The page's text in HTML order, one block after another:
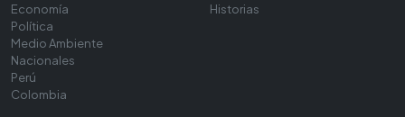
Economía
Política
Medio Ambiente
Nacionales
Perú
Colombia
Historias